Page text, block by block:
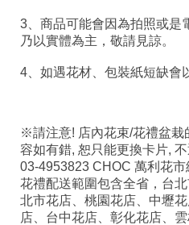
3、商品可能會因為拍照或是
乃以實體為主，敬請見諒。
4、如遇花材、包裝紙短缺會
※請注意! 店內花束/花禮盆栽
容如有錯, 恕只能更換卡片, 不
03-4953823 CHOC 萬利花市
花禮配送範圍包含全省，台
北市花店、桃園花店、中壢
店、台中花店、彰化花店、